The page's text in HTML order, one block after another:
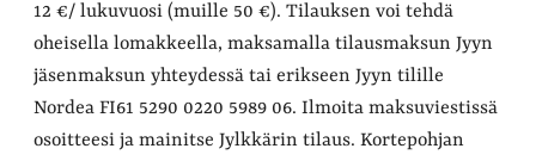
12 €/ lukuvuosi (muille 50 €). Tilauksen voi tehdä
oheisella lomakkeella, maksamalla tilausmaksun Jyyn
jäsenmaksun yhteydessä tai erikseen Jyyn tilille
Nordea FI61 5290 0220 5989 06. Ilmoita maksuviestissä
osoitteesi ja mainitse Jylkkärin tilaus. Kortepohjan